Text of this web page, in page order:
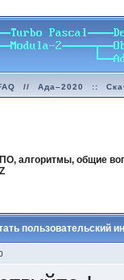
// Ада–2020 ::
ПО, алгоритмы, общие
Z
пользовательский